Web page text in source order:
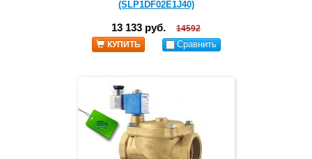
(SLP1DF02E1J40)
13 133 руб.
14592
КУПИТЬ
Сравнить